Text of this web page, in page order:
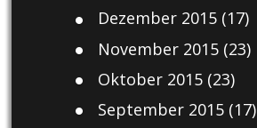
Dezember 2015(17)
November 2015(23)
Oktober 2015(23)
September 2015(17)